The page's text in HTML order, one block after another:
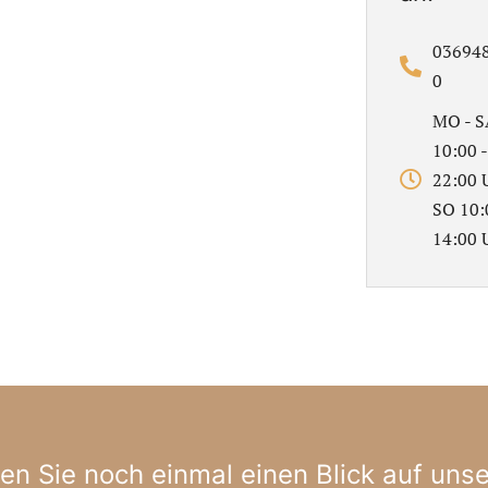
0
MO -
10:00 -
22:00
SO
14:00
Sie noch einmal einen Blick auf